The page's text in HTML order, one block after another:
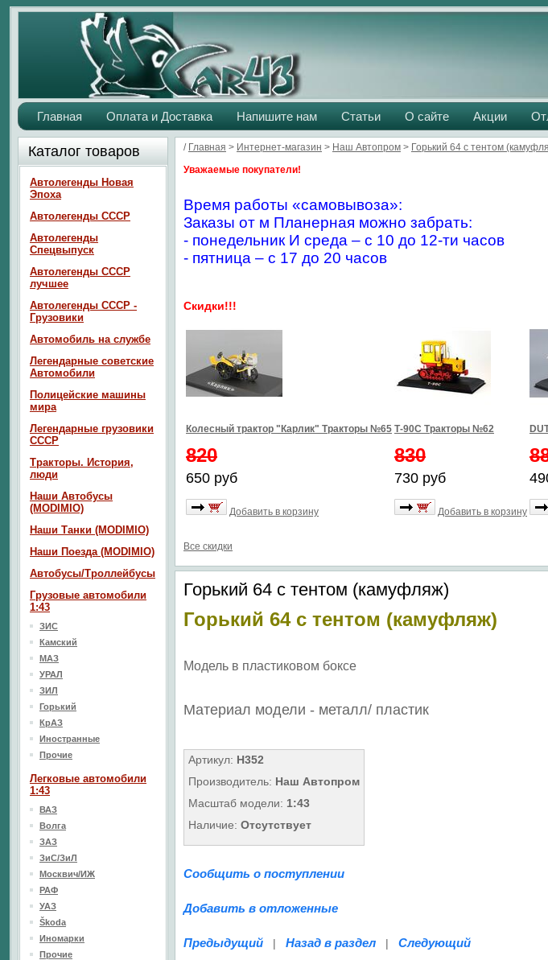
Главная Оплата и Доставка Напишите нам Статьи О сайте Акции
/ Главная > Интернет-магазин > Наш Aвтопром > Горький 64 с тентом
Уважаемые покупатели!
Время работы «самовывоза»:
Заказы от м Планерная можно забрать:
- понедельник И среда – с 10 до 12-ти часов
- пятница – с 17 до 20 часов
Скидки!!!
Колесный трактор "Карлик" Тракторы №65
820
650 руб
Добавить в корзину
Т-90С Тракторы №62
830
730 руб
Добавить в корзину
Все скидки
Горький 64 с тентом (камуфляж)
Горький 64 с тентом (камуфляж)
Модель в пластиковом боксе
Материал модели - металл/ пластик
Артикул: Н352
Производитель: Наш Автопром
Масштаб модели: 1:43
Наличие: Отсутствует
Сообщить о поступлении
Добавить в отложенные
Предыдущий | Назад в раздел | Следующий
Каталог товаров
Автолегенды Новая
Эпоха
Автолегенды СССР
Автолегенды
Спецвыпуск
Автолегенды СССР
лучшее
Автолегенды СССР -
Грузовики
Автомобиль на службе
Легендарные советские
Автомобили
Полицейские машины
мира
Легендарные грузовики
СССР
Тракторы. История,
люди
Наши Автобусы
(MODIMIO)
Наши Танки (MODIMIO)
Наши Поезда (MODIMIO)
Автобусы/Троллейбусы
Грузовые автомобили
1:43
ЗИС
Камский
МАЗ
УРАЛ
ЗИЛ
Горький
КрАЗ
Иностранные
Прочие
Легковые автомобили
1:43
ВАЗ
Волга
ЗАЗ
ЗиС/ЗиЛ
Москвич/ИЖ
РАФ
УАЗ
Škoda
Иномарки
Прочие